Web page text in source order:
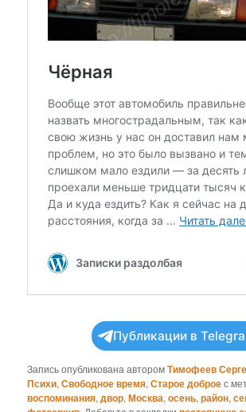
Публикации в
Запись опубликована авторомТимофеев
Психи,Свободное время,Старое доброес
воспоминания,двор,Москва,осень,район,